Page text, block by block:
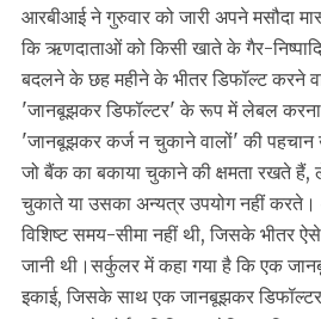
आरबीआई ने गुरुवार को जारी अपने मसौदा
कि ऋणदाताओं को किसी खाते के गैर-
बदलने के छह महीने के भीतर डिफॉल्ट करने
'जानबूझकर डिफॉल्टर' के रूप में लेबल
'जानबूझकर कर्ज न चुकाने वालों' की
जो बैंक का बकाया चुकाने की क्षमता रखते
चुकाते या उसका अन्यत्र उपयोग नहीं
विशिष्ट समय-सीमा नहीं थी, जिसके भीतर
जानी थी।सर्कुलर में कहा गया है कि एक
इकाई, जिसके साथ एक जानबूझकर